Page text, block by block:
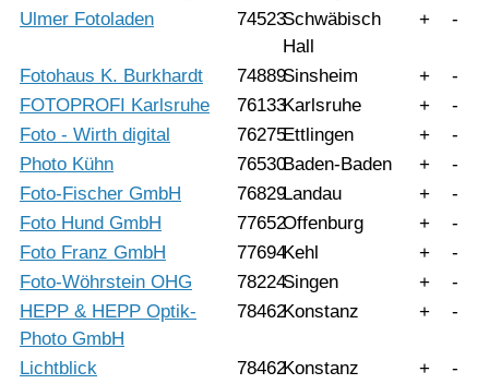
Ulmer Fotoladen
74523Schwäbisch
Hall
+ -
Fotohaus K. Burkhardt 74889Sinsheim +
-
FOTOPROFI Karlsruhe
76133Karlsruhe +
-
Foto - Wirth digital
76275Ettlingen +
-
Photo Kühn
76530Baden-Baden +
-
Foto-Fischer GmbH
76829Landau +
-
Foto Hund GmbH
77652Offenburg +
-
Foto Franz GmbH
77694Kehl +
-
Foto-Wöhrstein OHG
78224Singen +
-
HEPP & HEPP Optik-
Photo GmbH
78462Konstanz + -
Lichtblick
78462Konstanz + -